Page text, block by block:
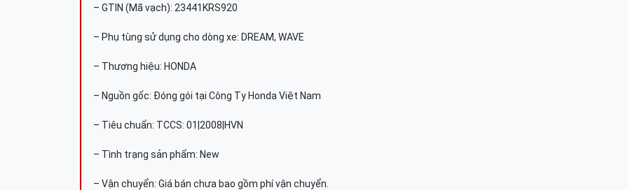
– GTIN (Mã vạch): 23441KRS920
– Phụ tùng sử dụng cho dòng xe: DREAM, WAVE
– Thương hiệu: HONDA
– Nguồn gốc: Đóng gói tại Công Ty Honda Việt Nam
– Tiêu chuẩn: TCCS: 01|2008|HVN
– Tình trạng sản phẩm: New
– Vận chuyển: Giá bán chưa bao gồm phí vận chuyển.